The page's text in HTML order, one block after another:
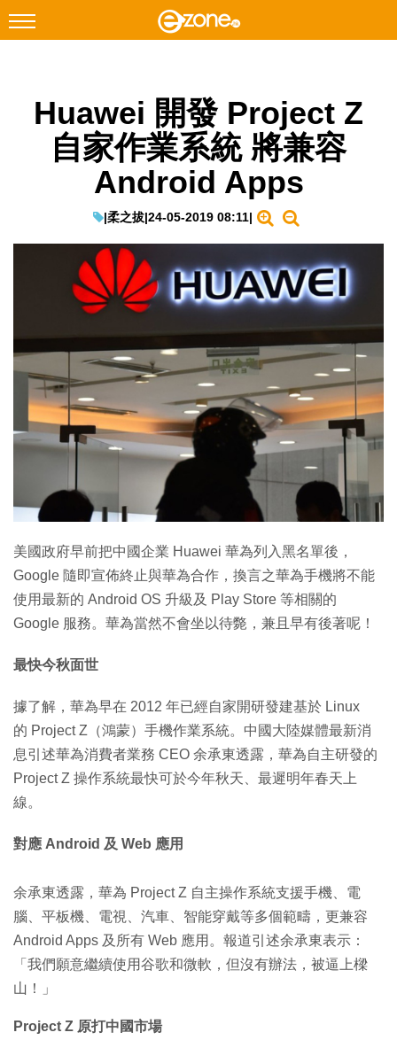
Facebook Instagram
科技焦點
教學評測
生成式AI與雲端應用
Enterprise Digital Transformation
特集
Huawei 開發 Project Z
自家作業系統 將兼容
Android Apps
|柔之拔|24-05-2019 08:11|
美國政府早前把中國企業 Huawei 華為列入黑名單後，
Google 隨即宣佈終止與華為合作，換言之華為手機將不能
使用最新的 Android OS 升級及 Play Store 等相關的
Google 服務。華為當然不會坐以待斃，兼且早有後著呢！
最快今秋面世
據了解，華為早在 2012 年已經自家開研發建基於 Linux
的 Project Z（鴻蒙）手機作業系統。中國大陸媒體最新消
息引述華為消費者業務 CEO 余承東透露，華為自主研發的
Project Z 操作系統最快可於今年秋天、最遲明年春天上
線。
對應 Android 及 Web 應用
余承東透露，華為 Project Z 自主操作系統支援手機、電
腦、平板機、電視、汽車、智能穿戴等多個範疇，更兼容
Android Apps 及所有 Web 應用。報道引述余承東表示：
「我們願意繼續使用谷歌和微軟，但沒有辦法，被逼上樑
山！」
Project Z 原打中國市場